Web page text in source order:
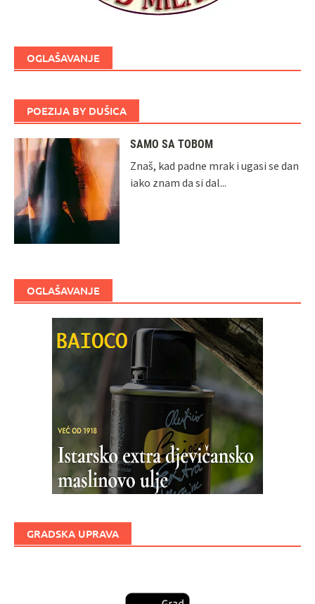
OGLAŠAVANJE
POEZIJA BY DUŠICA
SAMO SA TOBOM
Znaš, kad padne mrak i ugasi se dan
iako znam da si dal...
OGLAŠAVANJE
GRADSKA UPRAVA